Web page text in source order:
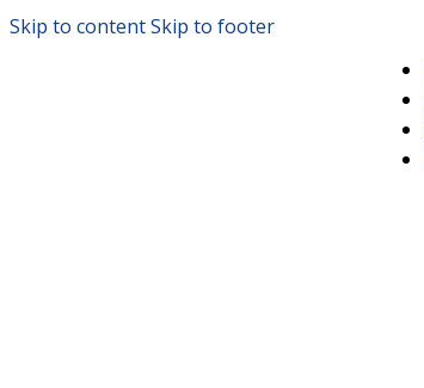
Skip to contentSkip to footer